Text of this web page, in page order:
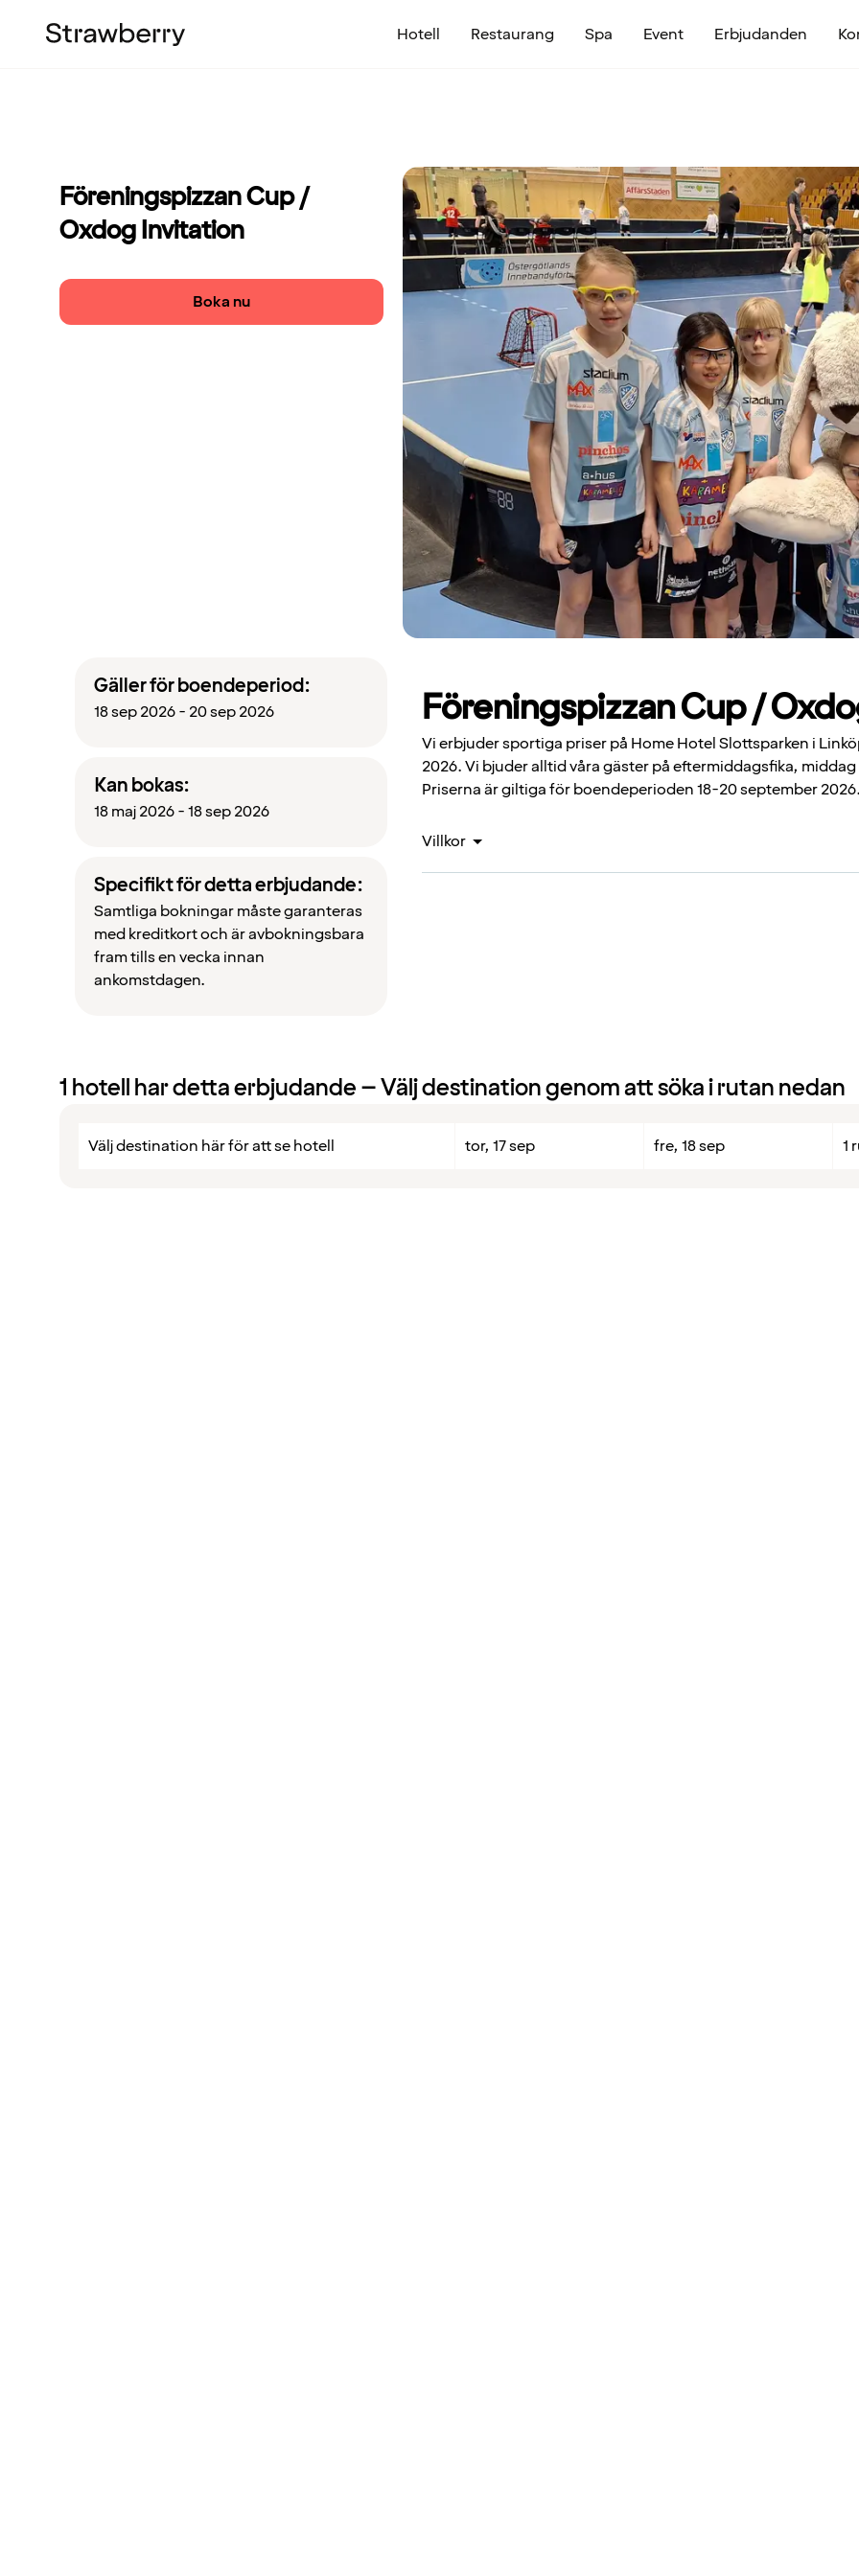
Hotell Restaurang Spa Event Erbjudanden
Föreningspizzan Cup /
Oxdog Invitation
Boka nu
Gäller för boendeperiod:
18 sep 2026 - 20 sep 2026
Kan bokas:
18 maj 2026 - 18 sep 2026
Specifikt för detta erbjudande:
Samtliga bokningar måste garanteras
med kreditkort och är avbokningsbara
fram tills en vecka innan
ankomstdagen.
Föreningspizzan Cup /
Vi erbjuder sportiga priser på Home Hotel Slottsparken i
2026. Vi bjuder alltid våra gäster på eftermiddagsfika,
Priserna är giltiga för boendeperioden 18-20 september 2026.
Villkor
1 hotell har detta erbjudande – Välj destination genom att söka i rutan nedan
tor, 17 sep fre, 18 sep 1